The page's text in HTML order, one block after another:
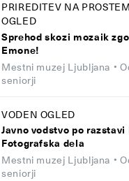
PRIREDITEV NA
OGLED
Sprehod skozi mozaik
Emone!
Mestni muzej Ljubljana •
seniorji
VODEN OGLED
Javno vodstvo po razstavi
Fotografska dela
Mestni muzej Ljubljana •
seniorji